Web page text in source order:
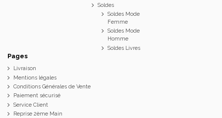
Soldes
Soldes Mode
Femme
Soldes Mode
Homme
Soldes Livres
Pages
Livraison
Mentions légales
Conditions Générales de Vente
Paiement sécurisé
Service Client
Reprise 2ème Main